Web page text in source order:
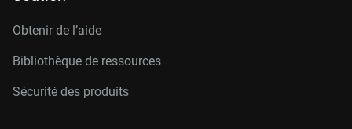
Obtenir de l’aide
Bibliothèque de ressources
Sécurité des produits